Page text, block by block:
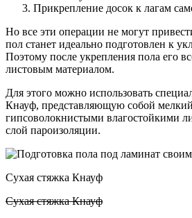
Прикрепление досок к лагам
Но все эти операции не могут
пол станет идеально подготовлен к
Поэтому после укрепления пола его
листовым материалом.
Для этого можно использовать
Кнауф, представляющую собой
гипсоволокнистыми влагостойкими
слой пароизоляции.
Сухая стяжка Кнауф
Сухая стяжка Кнауф